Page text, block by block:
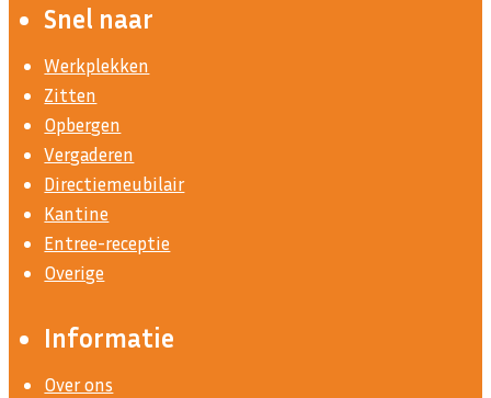
Snel naar
Werkplekken
Zitten
Opbergen
Vergaderen
Directiemeubilair
Kantine
Entree-receptie
Overige
Informatie
Over ons